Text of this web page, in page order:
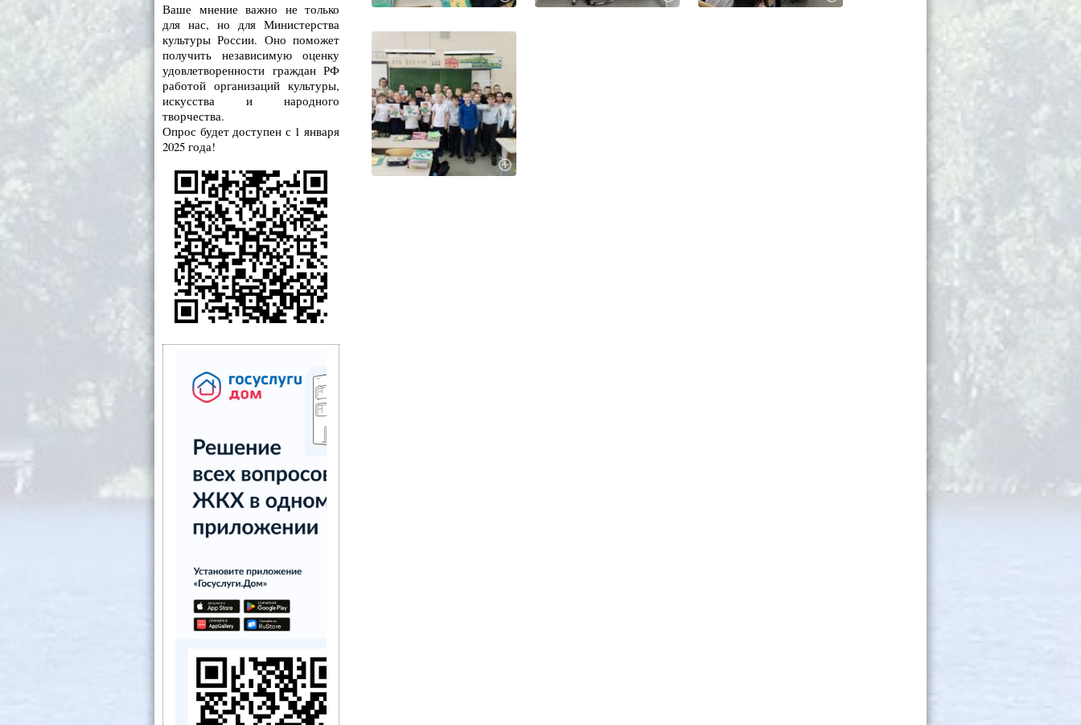
Ваше мнение важно не только
для нас, но для Министерства
культуры России. Оно поможет
получить независимую оценку
удовлетворенности граждан РФ
работой организаций культуры,
искусства и народного
творчества.
Опрос будет доступен с 1 января
2025 года!